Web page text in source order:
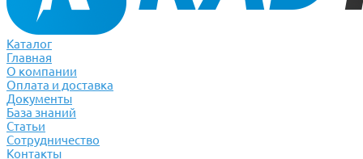
Каталог
Главная
О компании
Оплата и доставка
Документы
База знаний
Статьи
Сотрудничество
Контакты